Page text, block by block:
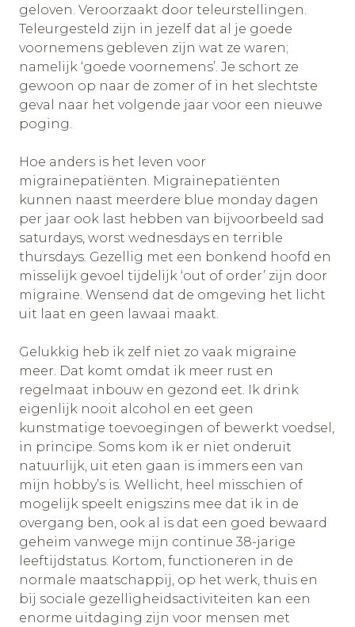
geloven. Veroorzaakt door teleurstellingen.
Teleurgesteld zijn in jezelf dat al je goede
voornemens gebleven zijn wat ze waren;
namelijk ‘goede voornemens’. Je schort ze
gewoon op naar de zomer of in het slechtste
geval naar het volgende jaar voor een nieuwe
poging.
Hoe anders is het leven voor
migrainepatiënten. Migrainepatiënten
kunnen naast meerdere blue monday dagen
per jaar ook last hebben van bijvoorbeeld sad
saturdays, worst wednesdays en terrible
thursdays. Gezellig met een bonkend hoofd en
misselijk gevoel tijdelijk ‘out of order’ zijn door
migraine. Wensend dat de omgeving het licht
uit laat en geen lawaai maakt.
Gelukkig heb ik zelf niet zo vaak migraine
meer. Dat komt omdat ik meer rust en
regelmaat inbouw en gezond eet. Ik drink
eigenlijk nooit alcohol en eet geen
kunstmatige toevoegingen of bewerkt voedsel,
in principe. Soms kom ik er niet onderuit
natuurlijk, uit eten gaan is immers een van
mijn hobby’s is. Wellicht, heel misschien of
mogelijk speelt enigszins mee dat ik in de
overgang ben, ook al is dat een goed bewaard
geheim vanwege mijn continue 38-jarige
leeftijdstatus. Kortom, functioneren in de
normale maatschappij, op het werk, thuis en
bij sociale gezelligheidsactiviteiten kan een
enorme uitdaging zijn voor mensen met